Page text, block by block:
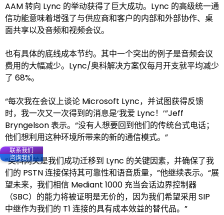
AAM 转向 Lync 的举动获得了巨大成功。Lync 的高级统一通
信功能意味着增强了与供应商和客户的内部和外部协作、桌
面共享以及音频和视频会议。
也有具体的底线成本节约。其中一个突出的例子是音频会议
费用的大幅减少。Lync/奥科解决方案仅每月开支就平均减少
了 68%。
“每次我在会议上谈论 Microsoft Lync，并试图获得反馈
时，我一次又一次得到的消息是‘我爱 Lync！’”Jeff
Bryngelson 表示。“没有人想要回到他们的传统台式电话；
他们想利用这种环境所带来的新的通信模式。”
“奥科网关是我们成功迁移到 Lync 的关键因素，并确保了我
们的 PSTN 连接保持其可靠性和语音质量，”他继续表示。“展
望未来，我们相信 Mediant 1000 充当会话边界控制器
（SBC）的能力将被证明是无价的，因为我们希望采用 SIP
中继作为我们的 T1 连接的具有成本效益的替代品。”
联系我们
咨询我们